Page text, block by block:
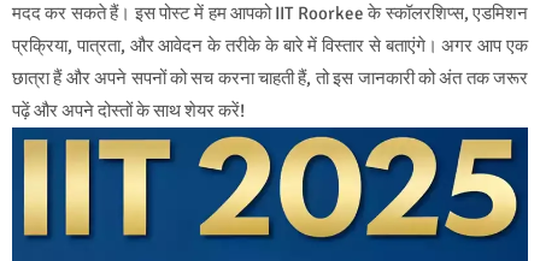
मदद कर सकते हैं। इस पोस्ट में हम आपको IIT Roorkee के स्कॉलरशिप्स, एडमिशन
प्रक्रिया, पात्रता, और आवेदन के तरीके के बारे में विस्तार से बताएंगे। अगर आप एक
छात्रा हैं और अपने सपनों को सच करना चाहती हैं, तो इस जानकारी को अंत तक जरूर
पढ़ें और अपने दोस्तों के साथ शेयर करें!